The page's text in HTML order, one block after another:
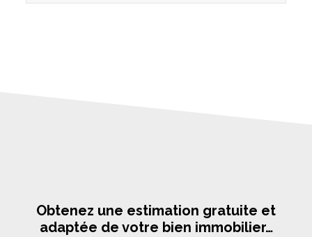
Obtenez une estimation gratuite et
adaptée de votre bien immobilier…